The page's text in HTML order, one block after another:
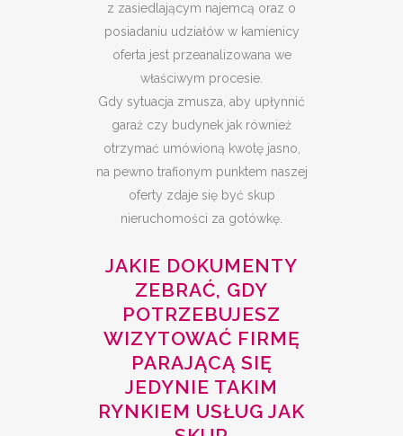
z zasiedlającym najemcą oraz o
posiadaniu udziałów w kamienicy
oferta jest przeanalizowana we
właściwym procesie.
Gdy sytuacja zmusza, aby upłynnić
garaż czy budynek jak również
otrzymać umówioną kwotę jasno,
na pewno trafionym punktem naszej
oferty zdaje się być skup
nieruchomości za gotówkę.
JAKIE DOKUMENTY
ZEBRAĆ, GDY
POTRZEBUJESZ
WIZYTOWAĆ FIRMĘ
PARAJĄCĄ SIĘ
JEDYNIE TAKIM
RYNKIEM USŁUG JAK